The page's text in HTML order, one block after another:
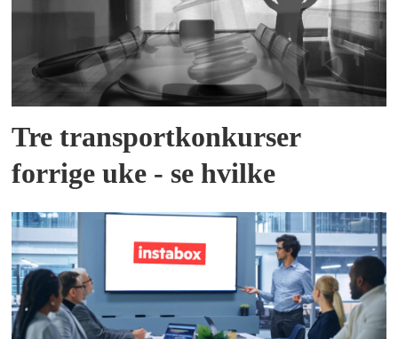
Tre transportkonkurser
forrige uke - se hvilke